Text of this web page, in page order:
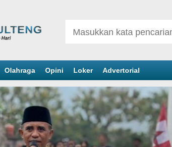
Olahraga Opini Loker Advertorial